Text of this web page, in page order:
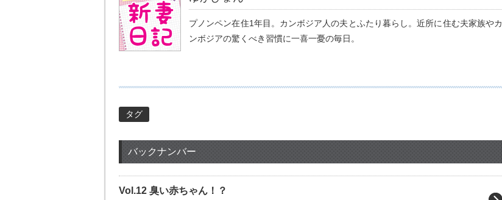
プノンペン在住1年目。カンボジア人の夫とふたり暮らし。近所に住む夫家族やカ
ンボジアの驚くべき習慣に一喜一憂の毎日。
タグ
バックナンバー
Vol.12 臭い赤ちゃん！？